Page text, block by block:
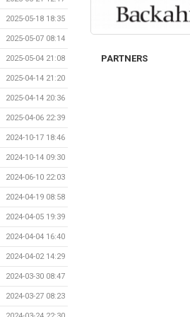
2025-05-18 18:35
2025-05-07 08:14
2025-05-04 21:08
2025-04-14 21:20
2025-04-14 20:36
2025-04-06 22:39
2024-10-17 18:46
2024-10-14 09:30
2024-06-10 22:03
2024-04-19 08:58
2024-04-05 19:39
2024-04-04 16:40
2024-04-02 14:29
2024-03-30 08:47
2024-03-27 08:23
PARTNERS